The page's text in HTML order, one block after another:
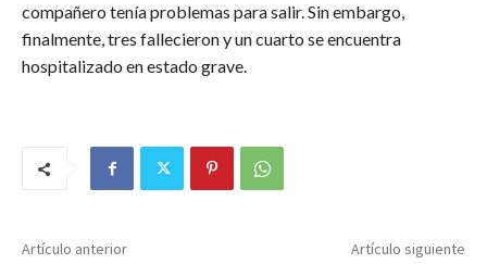
compañero tenía problemas para salir. Sin embargo,
finalmente, tres fallecieron y un cuarto se encuentra
hospitalizado en estado grave.
Artículo anterior Artículo siguiente